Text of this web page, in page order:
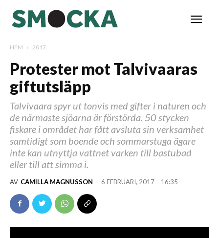
HEM 2017
Protester mot Talvivaaras
giftutsläpp
Talvivaara spyr ut tonvis med gifter i naturen och
de närmaste sjöarna är förstörda. 50 stycken
fiskare i området har fått avsluta sin verksamhet
samtidigt som boende och sommarstuga ägare
inte kan utnyttja vattnet varken till bastubad
eller till att simma i.
AV CAMILLA MAGNUSSON - 6 FEBRUARI, 2017 – 16:35